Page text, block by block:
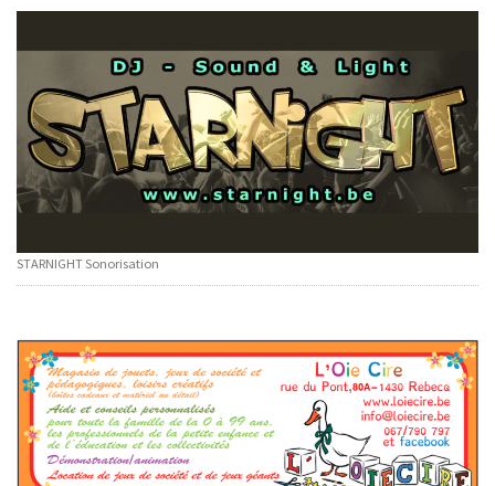
STARNIGHT Sonorisation